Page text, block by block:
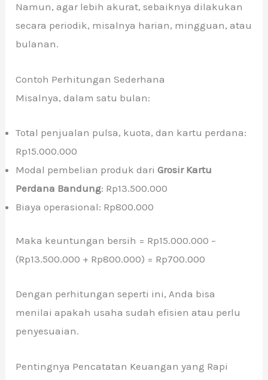
Namun, agar lebih akurat, sebaiknya dilakukan
secara periodik, misalnya harian, mingguan, atau
bulanan.
Contoh Perhitungan Sederhana
Misalnya, dalam satu bulan:
Total penjualan pulsa, kuota, dan kartu perdana:
Rp15.000.000
Modal pembelian produk dariGrosir Kartu
Perdana Bandung: Rp13.500.000
Biaya operasional: Rp800.000
Maka keuntungan bersih = Rp15.000.000 –
(Rp13.500.000 + Rp800.000) = Rp700.000
Dengan perhitungan seperti ini, Anda bisa
menilai apakah usaha sudah efisien atau perlu
penyesuaian.
Pentingnya Pencatatan Keuangan yang Rapi